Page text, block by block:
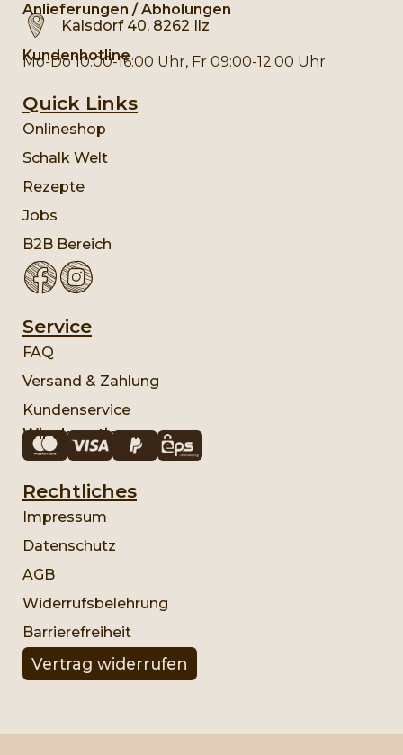
Anlieferungen / Abholungen
Kalsdorf 40, 8262 Ilz
Kundenhotline
Mo-Do 10:00-16:00 Uhr, Fr 09:00-12:00 Uhr
Quick Links
Onlineshop
Schalk Welt
Rezepte
Jobs
B2B Bereich
Service
FAQ
Versand & Zahlung
Kundenservice
Wir akzeptieren:
Rechtliches
Impressum
Datenschutz
AGB
Widerrufsbelehrung
Barrierefreiheit
Vertrag widerrufen